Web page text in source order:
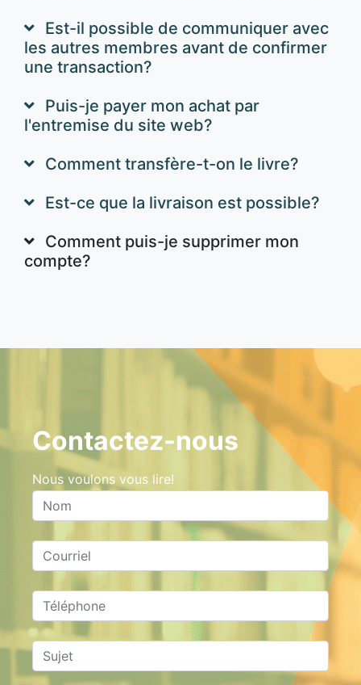
Est-il possible de communiquer avec
les autres membres avant de confirmer
une transaction?
Puis-je payer mon achat par
l'entremise du site web?
Comment transfère-t-on le livre?
Est-ce que la livraison est possible?
Comment puis-je supprimer mon
compte?
Contactez-nous
Nous voulons vous lire!